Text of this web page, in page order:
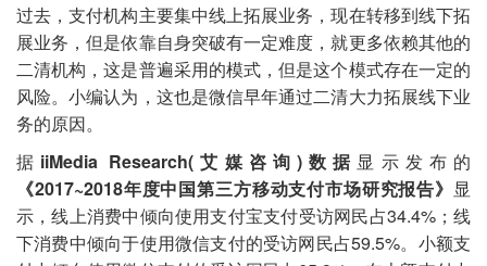
过去，支付机构主要集中线上拓展业务，现在转移到线下拓
展业务，但是依靠自身突破有一定难度，就更多依赖其他的
二清机构，这是普遍采用的模式，但是这个模式存在一定的
风险。小编认为，这也是微信早年通过二清大力拓展线下业
务的原因。
据 iiMedia Research(艾媒咨询)数据 显示发布的
《2017~2018年度中国第三方移动支付市场研究报告》 显
示，线上消费中倾向使用支付宝支付受访网民占34.4%；线
下消费中倾向于使用微信支付的受访网民占59.5%。小额支